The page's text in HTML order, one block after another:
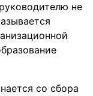
не
со сбора